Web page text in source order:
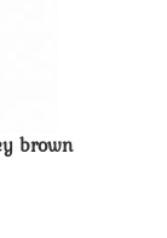
brown